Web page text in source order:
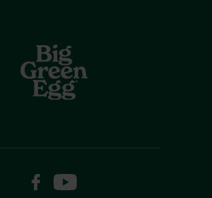
FACEBOOKYOUTUBE